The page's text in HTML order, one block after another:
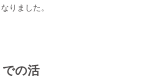
りました。
の活